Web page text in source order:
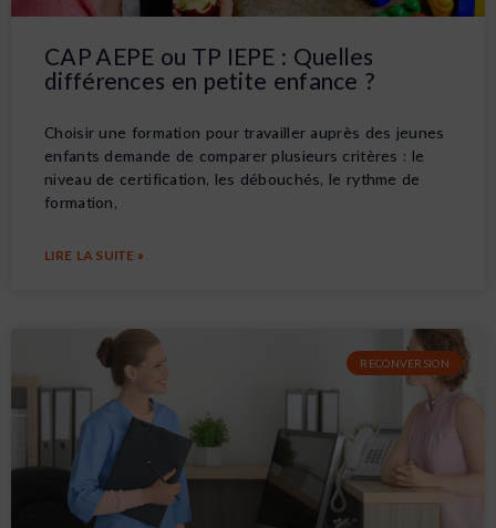
CAP AEPE ou TP IEPE : Quelles
différences en petite enfance ?
Choisir une formation pour travailler auprès des jeunes
enfants demande de comparer plusieurs critères : le
niveau de certification, les débouchés, le rythme de
formation,
LIRE LA SUITE »
RECONVERSION